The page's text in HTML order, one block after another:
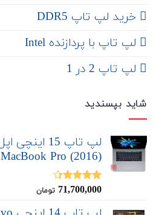
خرید لپ تاپ DDR5
لپ تاپ با پردازنده Intel
لپ تاپ 2 در 1
شاید بپسندید
MacBook Pro (2016)
نمره4.33
71,700,000 تومان